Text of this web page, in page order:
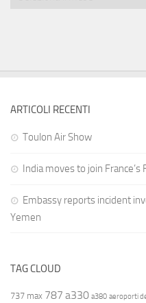
ARTICOLI RECENTI
Toulon Air Show
India moves to join
Embassy reports incident
Yemen
TAG CLOUD
737 max 787 a330 a380 aeroporti